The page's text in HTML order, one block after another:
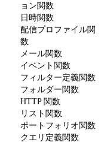
ョン関数
日時関数
配信プロファイル関
数
メール関数
イベント関数
フィルター定義関数
フォルダー関数
HTTP 関数
リスト関数
ポートフォリオ関数
クエリ定義関数